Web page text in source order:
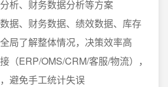
析、财务数据分析等方案
据、财务数据、绩效数据、库存
局了解整体情况，决策效率高
（ERP/OMS/CRM/客服/物流），
避免手工统计失误